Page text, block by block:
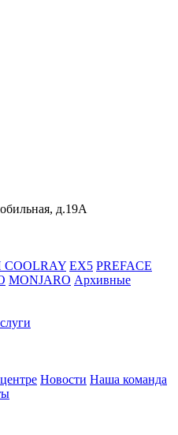
д.19А
EX5 PREFACE
MONJARO Архивные
Новости Наша команда